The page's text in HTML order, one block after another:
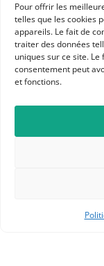
Pour offrir les
telles que les cookies
appareils. Le fait de
traiter des données
uniques sur ce site.
consentement peut
et fonctions.
Dans les
ACTUALITÉS
L'APHG VOUS SIGNALE